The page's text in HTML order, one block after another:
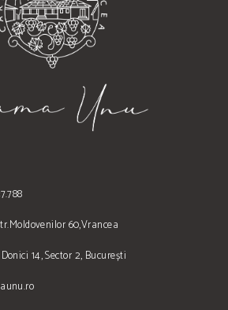
60,Vrancea
14, Sector 2, București